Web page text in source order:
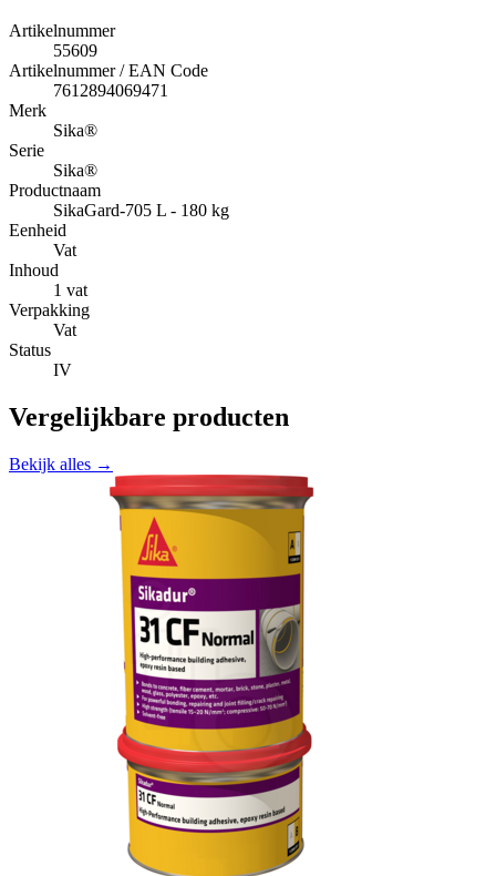
Artikelnummer
55609
Artikelnummer / EAN Code
7612894069471
Merk
Sika®
Serie
Sika®
Productnaam
SikaGard-705 L - 180 kg
Eenheid
Vat
Inhoud
1 vat
Verpakking
Vat
Status
IV
Vergelijkbare producten
Bekijk alles →